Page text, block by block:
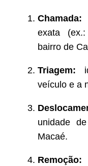
Chamada:
exata
bairro de
Triagem:
veículo e a
unidade
Macaé.
Remoção: